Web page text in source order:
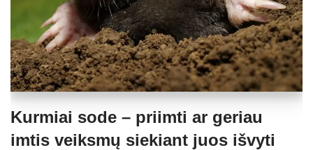
Kurmiai sode – priimti ar geriau
imtis veiksmų siekiant juos išvyti